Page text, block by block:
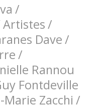
/
Artistes/
Dave/
/
Rannou
Fontdeville
Marie Zacchi /